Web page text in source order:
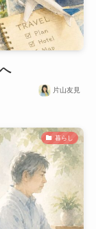
片山友見
暮らし